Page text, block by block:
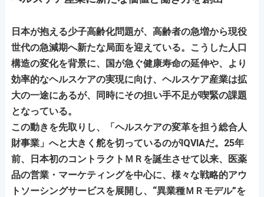
日本が抱える少子高齢化問題が、高齢者の急増から現役
世代の急減期へ新たな局面を迎えている。こうした人口
構造の変化を背景に、国が急ぐ健康寿命の延伸や、より
効率的なヘルスケアの実現に向け、ヘルスケア産業は拡
大の一途にあるが、同時にその担い手不足が喫緊の課題
となっている。
この動きを先取りし、「ヘルスケアの変革を担う総合人
財事業」へと大きく舵を切っているのがIQVIAだ。25年
前、日本初のコントラクトＭＲを誕生させて以来、医薬
品の営業・マーケティングを中心に、様々な戦略的アウ
トソーシングサービスを展開し、“異業種ＭＲモデル”を